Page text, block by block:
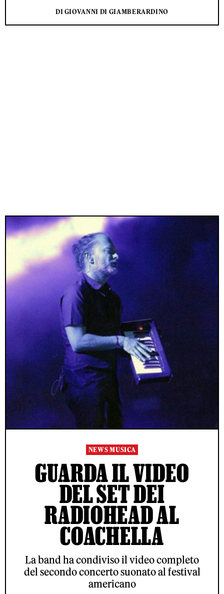
DI GIOVANNI DI GIAMBERARDINO
NEWS MUSICA
GUARDA IL VIDEO
DEL SET DEI
RADIOHEAD AL
COACHELLA
La band ha condiviso il video completo
del secondo concerto suonato al festival
americano